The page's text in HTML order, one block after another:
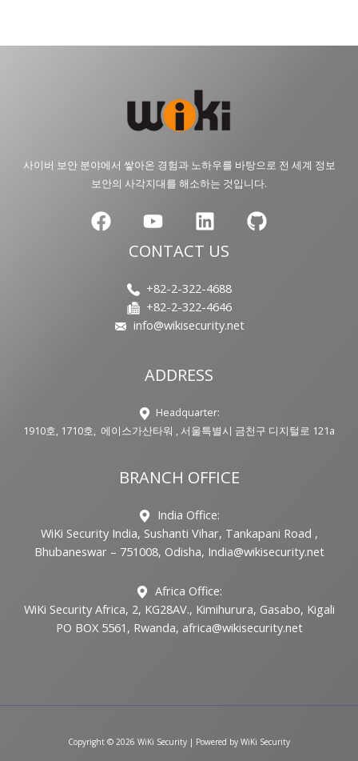
사이버 보안 분야에서 쌓아온 경험과 노하우를 바탕으로 전 세계 정보
보안의 사각지대를 해소하는 것입니다.
CONTACT US
+82-2-322-4688
+82-2-322-4646
info@wikisecurity.net
ADDRESS
Headquarter:
1910호, 1710호, 에이스가산타워 , 서울특별시 금천구 디지털로 121a
BRANCH OFFICE
India Office:
WiKi Security India, Sushanti Vihar, Tankapani Road ,
Bhubaneswar – 751008, Odisha, India@wikisecurity.net
Africa Office:
WiKi Security Africa, 2, KG28AV., Kimihurura, Gasabo, Kigali
PO BOX 5561, Rwanda, africa@wikisecurity.net
Copyright © 2026 WiKi Security | Powered by WiKi Security